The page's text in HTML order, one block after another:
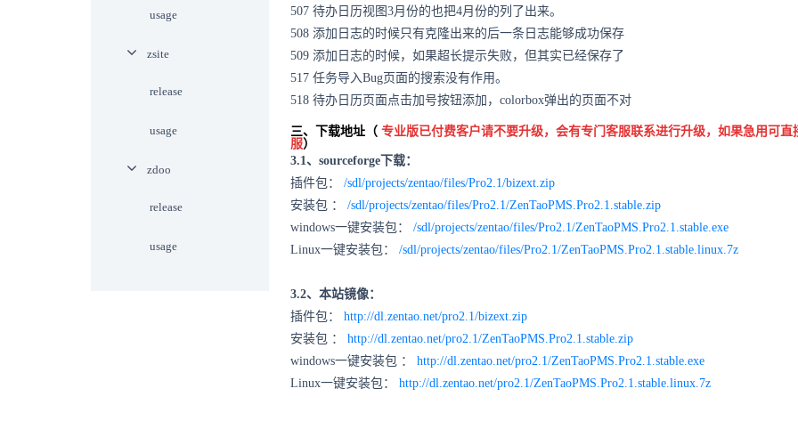
507 待办日历视图3月份的也把4月份的列了出来。
508 添加日志的时候只有克隆出来的后一条日志能够成功保存
509 添加日志的时候，如果超长提示失败，但其实已经保存了
517 任务导入Bug页面的搜索没有作用。
518 待办日历页面点击加号按钮添加，colorbox弹出的页面不对
三、下载地址（ 专业版已付费客户请不要升级，会有专门客服联系进行升级，如果急用可直
服）
3.1、sourceforge下载：
插件包： /sdl/projects/zentao/files/Pro2.1/bizext.zip
安装包 ： /sdl/projects/zentao/files/Pro2.1/ZenTaoPMS.Pro2.1.stable.zip
windows一键安装包： /sdl/projects/zentao/files/Pro2.1/ZenTaoPMS.Pro2.1.stable.exe
Linux一键安装包： /sdl/projects/zentao/files/Pro2.1/ZenTaoPMS.Pro2.1.stable.linux.7z
3.2、本站镜像：
插件包： http://dl.zentao.net/pro2.1/bizext.zip
安装包 ： http://dl.zentao.net/pro2.1/ZenTaoPMS.Pro2.1.stable.zip
windows一键安装包 ： http://dl.zentao.net/pro2.1/ZenTaoPMS.Pro2.1.stable.exe
Linux一键安装包： http://dl.zentao.net/pro2.1/ZenTaoPMS.Pro2.1.stable.linux.7z
usage
zsite
release
usage
zdoo
release
usage